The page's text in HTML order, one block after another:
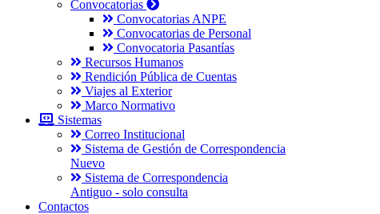
Convocatorias
Convocatorias ANPE
Convocatorias de Personal
Convocatoria Pasantías
Recursos Humanos
Rendición Pública de Cuentas
Viajes al Exterior
Marco Normativo
Sistemas
Correo Institucional
Sistema de Gestión de Correspondencia
Nuevo
Sistema de Correspondencia
Antiguo - solo consulta
Contactos